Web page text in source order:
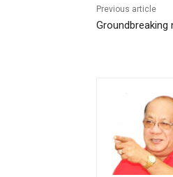
Previous article
Groundbreaking